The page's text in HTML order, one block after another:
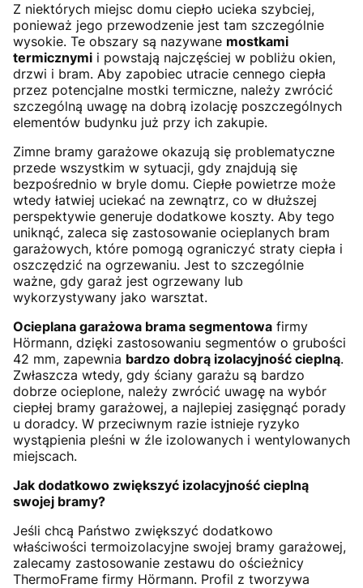
Z niektórych miejsc domu ciepło ucieka szybciej,
ponieważ jego przewodzenie jest tam szczególnie
wysokie. Te obszary są nazywane mostkami
termicznymi i powstają najczęściej w pobliżu okien,
drzwi i bram. Aby zapobiec utracie cennego ciepła
przez potencjalne mostki termiczne, należy zwrócić
szczególną uwagę na dobrą izolację poszczególnych
elementów budynku już przy ich zakupie.
Zimne bramy garażowe okazują się problematyczne
przede wszystkim w sytuacji, gdy znajdują się
bezpośrednio w bryle domu. Ciepłe powietrze może
wtedy łatwiej uciekać na zewnątrz, co w dłuższej
perspektywie generuje dodatkowe koszty. Aby tego
uniknąć, zaleca się zastosowanie ocieplanych bram
garażowych, które pomogą ograniczyć straty ciepła i
oszczędzić na ogrzewaniu. Jest to szczególnie
ważne, gdy garaż jest ogrzewany lub
wykorzystywany jako warsztat.
Ocieplana garażowa brama segmentowa firmy
Hörmann, dzięki zastosowaniu segmentów o grubości
42 mm, zapewnia bardzo dobrą izolacyjność cieplną.
Zwłaszcza wtedy, gdy ściany garażu są bardzo
dobrze ocieplone, należy zwrócić uwagę na wybór
ciepłej bramy garażowej, a najlepiej zasięgnąć porady
u doradcy. W przeciwnym razie istnieje ryzyko
wystąpienia pleśni w źle izolowanych i wentylowanych
miejscach.
Jak dodatkowo zwiększyć izolacyjność cieplną
swojej bramy?
Jeśli chcą Państwo zwiększyć dodatkowo
właściwości termoizolacyjne swojej bramy garażowej,
zalecamy zastosowanie zestawu do ościeżnicy
ThermoFrame firmy Hörmann. Profil z tworzywa